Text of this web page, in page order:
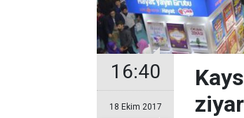
16:40
18 Ekim 2017